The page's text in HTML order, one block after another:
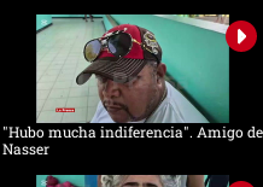
"Hubo mucha indiferencia". Amigo de
Nasser